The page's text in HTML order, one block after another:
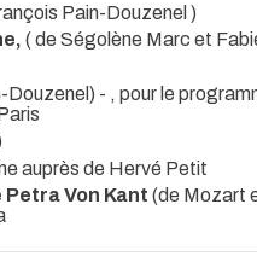
Pain-Douzenel )
( de Ségolène Marc et
Douzenel) - , pour le
auprès de Hervé Petit
Petra Von Kant (de Mozart